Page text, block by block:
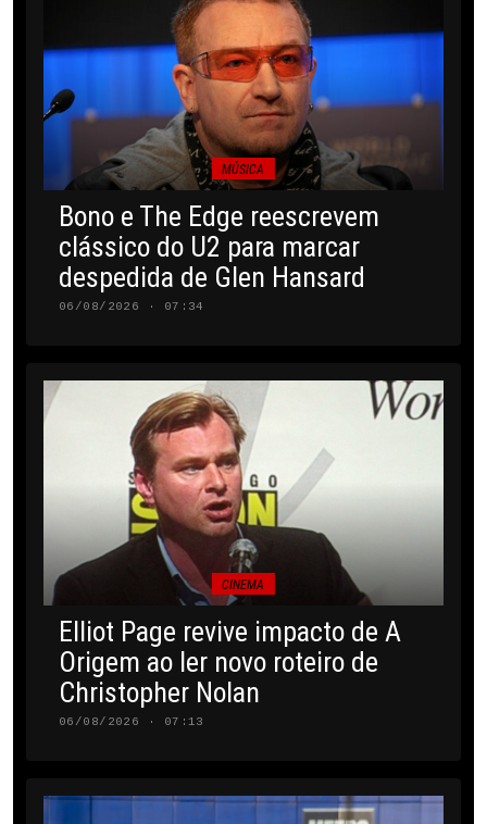
MÚSICA
Bono e The Edge reescrevem
clássico do U2 para marcar
despedida de Glen Hansard
06/08/2026 · 07:34
CINEMA
Elliot Page revive impacto de A
Origem ao ler novo roteiro de
Christopher Nolan
06/08/2026 · 07:13